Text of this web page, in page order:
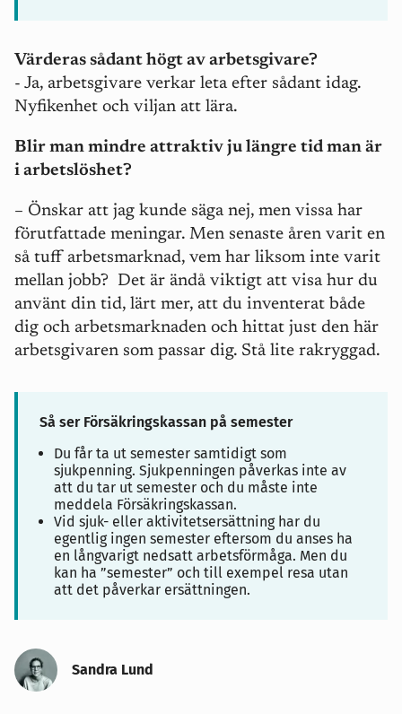
Värderas sådant högt av arbetsgivare?
- Ja, arbetsgivare verkar leta efter sådant idag.
Nyfikenhet och viljan att lära.
Blir man mindre attraktiv ju längre tid man är
i arbetslöshet?
– Önskar att jag kunde säga nej, men vissa har
förutfattade meningar. Men senaste åren varit en
så tuff arbetsmarknad, vem har liksom inte varit
mellan jobb? Det är ändå viktigt att visa hur du
använt din tid, lärt mer, att du inventerat både
dig och arbetsmarknaden och hittat just den här
arbetsgivaren som passar dig. Stå lite rakryggad.
Så ser Försäkringskassan på semester
Du får ta ut semester samtidigt som
sjukpenning. Sjukpenningen påverkas inte av
att du tar ut semester och du måste inte
meddela Försäkringskassan.
Vid sjuk- eller aktivitetsersättning har du
egentlig ingen semester eftersom du anses ha
en långvarigt nedsatt arbetsförmåga. Men du
kan ha ”semester” och till exempel resa utan
att det påverkar ersättningen.
Sandra Lund